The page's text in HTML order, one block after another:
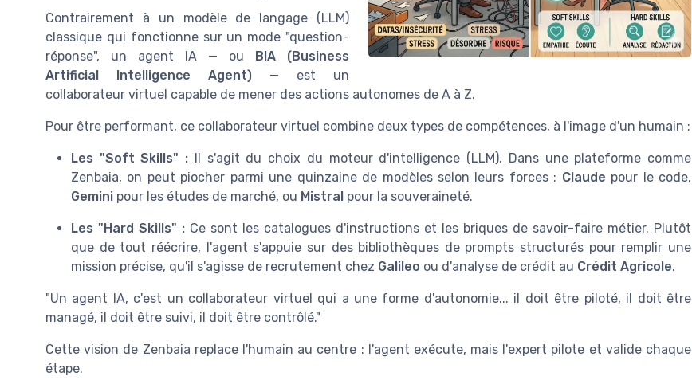
Contrairement à un modèle de langage (LLM)
classique qui fonctionne sur un mode "question-
réponse", un agent IA — ou BIA (Business
Artificial Intelligence Agent) — est un
collaborateur virtuel capable de mener des actions autonomes de A à Z.
Pour être performant, ce collaborateur virtuel combine deux types de compétences, à l'image d'un humain :
Les "Soft Skills" : Il s'agit du choix du moteur d'intelligence (LLM). Dans une plateforme comme
Zenbaia, on peut piocher parmi une quinzaine de modèles selon leurs forces : Claude pour le code,
Gemini pour les études de marché, ou Mistral pour la souveraineté.
Les "Hard Skills" : Ce sont les catalogues d'instructions et les briques de savoir-faire métier. Plutôt
que de tout réécrire, l'agent s'appuie sur des bibliothèques de prompts structurés pour remplir une
mission précise, qu'il s'agisse de recrutement chez Galileo ou d'analyse de crédit au Crédit Agricole.
"Un agent IA, c'est un collaborateur virtuel qui a une forme d'autonomie... il doit être piloté, il doit être
managé, il doit être suivi, il doit être contrôlé."
Cette vision de Zenbaia replace l'humain au centre : l'agent exécute, mais l'expert pilote et valide chaque
étape.